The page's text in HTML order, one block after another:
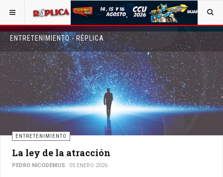
ENTRETENIMIENTO - RÉPLICA
ENTRETENIMIENTO
La ley de la atracción
PEDRO NICODEMUS 05 ENERO 2026